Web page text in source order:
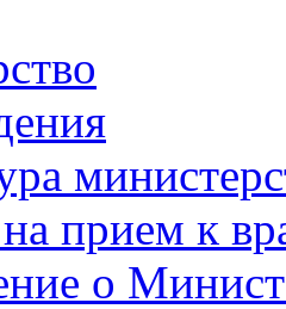
прием к
о